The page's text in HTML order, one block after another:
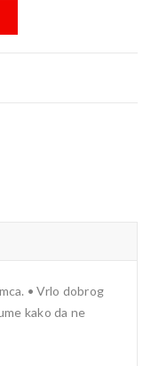
• Vrlo dobrog
kako da ne